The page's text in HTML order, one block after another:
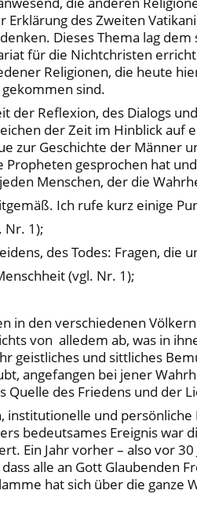
des Zweiten
Dieses Thema lag
für die Nichtchristen
Religionen, die heute
sind.
der Reflexion, des Dialogs
der Zeit im Hinblick auf
zur Geschichte der Männer
gesprochen hat
Menschen, der die
Ich rufe kurz einige
Nr. 1);
des Todes: Fragen, die
(vgl. Nr. 1);
in den verschiedenen
von alledem ab, was in
geistliches und sittliches
angefangen bei jener
Quelle des Friedens und der
institutionelle und
bedeutsames Ereignis war
Ein Jahr vorher – also vor
alle an Gott Glaubenden
hat sich über die